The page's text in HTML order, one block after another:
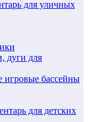
для уличных
дуги для
игровые бассейны
для детских